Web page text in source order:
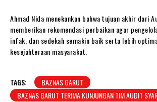
Ahmad Nida menekankan bahwa tujuan akhir dari
memberikan rekomendasi perbaikan agar
infak, dan sedekah semakin baik serta lebih
kesejahteraan masyarakat.
TAGS:
BAZNAS GARUT
BAZNAS GARUT TERIMA KUNJUNGAN TIM AUDIT